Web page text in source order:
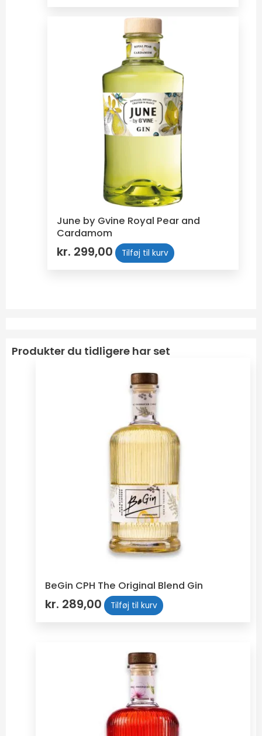
June by Gvine Royal Pear and
Cardamom
kr. 299,00 Tilføj til kurv
Produkter du tidligere har set
BeGin CPH The Original Blend Gin
kr. 289,00 Tilføj til kurv